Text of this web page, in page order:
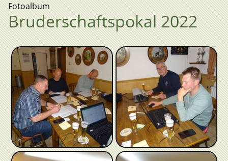
Fotoalbum
Bruderschaftspokal 2022